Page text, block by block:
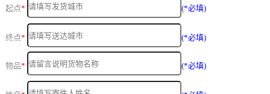
起点* (*必填)
终点* (*必填)
物品* (*必填)